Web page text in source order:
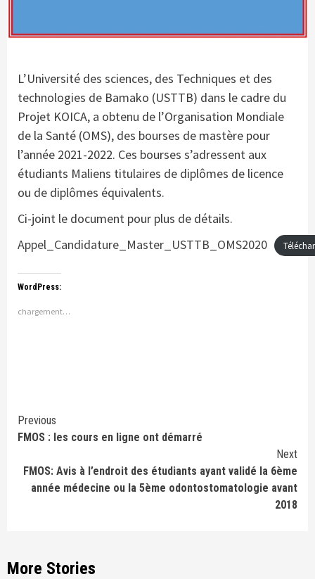
L’Université des sciences, des Techniques et des
technologies de Bamako (USTTB) dans le cadre du
Projet KOICA, a obtenu de l’Organisation Mondiale
de la Santé (OMS), des bourses de mastère pour
l’année 2021-2022. Ces bourses s’adressent aux
étudiants Maliens titulaires de diplômes de licence
ou de diplômes équivalents.
Ci-joint le document pour plus de détails.
Appel_Candidature_Master_USTTB_OMS2020
WordPress:
chargement…
Continue
Reading
Previous
FMOS : les cours en ligne ont démarré
Next
FMOS: Avis à l’endroit des étudiants ayant validé la 6ème
année médecine ou la 5ème odontostomatologie avant
2018
More Stories